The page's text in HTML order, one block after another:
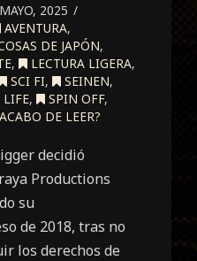
2025
AVENTURA,
DE JAPÓN,
, LECTURA LIGERA,
SCI FI, SEINEN,
LIFE, SPIN OFF,
DE LEER?
decidió
Productions
su
de 2018, tras no
los derechos de